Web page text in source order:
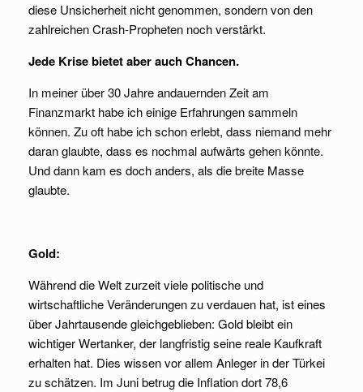
diese Unsicherheit nicht genommen, sondern von den
zahlreichen Crash-Propheten noch verstärkt.
Jede Krise bietet aber auch Chancen.
In meiner über 30 Jahre andauernden Zeit am
Finanzmarkt habe ich einige Erfahrungen sammeln
können. Zu oft habe ich schon erlebt, dass niemand mehr
daran glaubte, dass es nochmal aufwärts gehen könnte.
Und dann kam es doch anders, als die breite Masse
glaubte.
Gold:
Während die Welt zurzeit viele politische und
wirtschaftliche Veränderungen zu verdauen hat, ist eines
über Jahrtausende gleichgeblieben: Gold bleibt ein
wichtiger Wertanker, der langfristig seine reale Kaufkraft
erhalten hat. Dies wissen vor allem Anleger in der Türkei
zu schätzen. Im Juni betrug die Inflation dort 78,6